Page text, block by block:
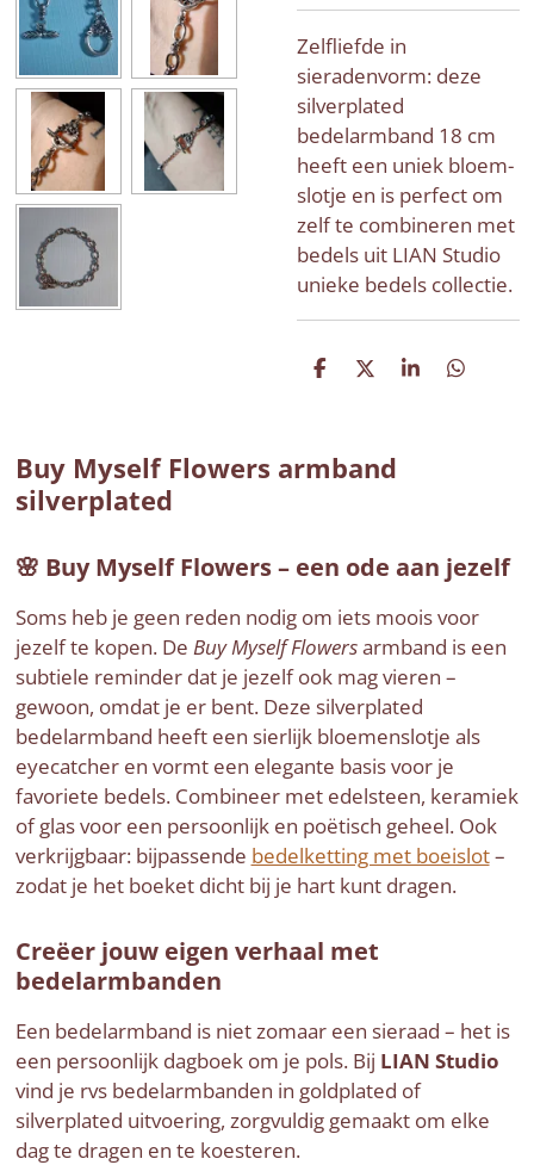
Zelfliefde in
sieradenvorm: deze
silverplated
bedelarmband 18 cm
heeft een uniek bloem-
slotje en is perfect om
zelf te combineren met
bedels uit LIAN Studio
unieke bedels collectie.
D
D
S
D
Buy Myself Flowers armband
silverplated
🌸 Buy Myself Flowers – een ode aan jezelf
Soms heb je geen reden nodig om iets moois voor
jezelf te kopen. De Buy Myself Flowersarmband is een
subtiele reminder dat je jezelf ook mag vieren –
gewoon, omdat je er bent. Deze silverplated
bedelarmband heeft een sierlijk bloemenslotje als
eyecatcher en vormt een elegante basis voor je
favoriete bedels. Combineer met edelsteen, keramiek
of glas voor een persoonlijk en poëtisch geheel. Ook
verkrijgbaar: bijpassende bedelketting met boeislot–
zodat je het boeket dicht bij je hart kunt dragen.
Creëer jouw eigen verhaal met
bedelarmbanden
Een bedelarmband is niet zomaar een sieraad – het is
een persoonlijk dagboek om je pols. Bij LIAN Studio
vind je rvs bedelarmbanden in goldplated of
silverplated uitvoering, zorgvuldig gemaakt om elke
dag te dragen en te koesteren.